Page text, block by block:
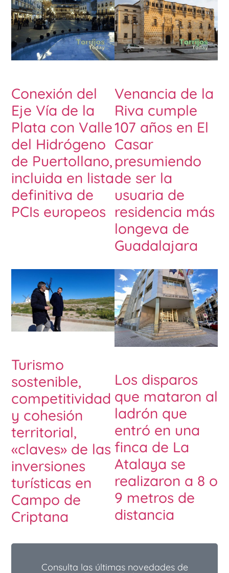
Conexión del
Eje Vía de la
Plata con Valle
del Hidrógeno
de Puertollano,
incluida en lista
definitiva de
PCIs europeos
Venancia de la
Riva cumple
107 años en El
Casar
presumiendo
de ser la
usuaria de
residencia más
longeva de
Guadalajara
Turismo
sostenible,
competitividad
y cohesión
territorial,
«claves» de las
inversiones
turísticas en
Campo de
Criptana
Los disparos
que mataron al
ladrón que
entró en una
finca de La
Atalaya se
realizaron a 8 o
9 metros de
distancia
Consulta las últimas novedades de